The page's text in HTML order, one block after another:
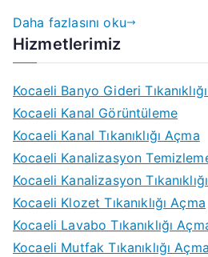
Daha fazlasını oku
Hizmetlerimiz
Kocaeli Banyo Gideri
Kocaeli Kanal Görüntüleme
Kocaeli Kanal Tıkanıklığı Açma
Kocaeli Kanalizasyon
Kocaeli Kanalizasyon
Kocaeli Klozet Tıkanıklığı Açma
Kocaeli Lavabo Tıkanıklığı
Kocaeli Mutfak Tıkanıklığı Açma